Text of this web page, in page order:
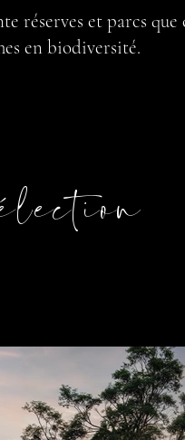
réserves et parcs
en biodiversité.